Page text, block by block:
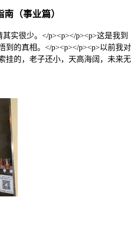
（事业篇）
实很少。</p><p></p><p>这是我到
到的真相。</p><p></p><p>以前我对
挂的，老子还小，天高海阔，未来无